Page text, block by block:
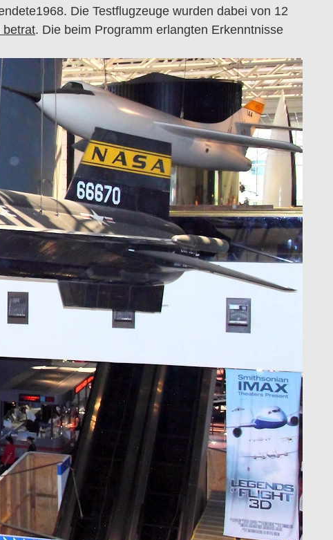
Die Testflugzeuge wurden dabei von 12
betrat. Die beim Programm erlangten Erkenntnisse